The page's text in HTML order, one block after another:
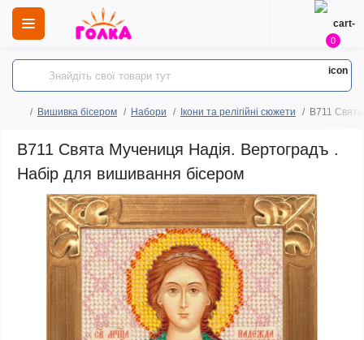
0
Вишивка бісером Набори Ікони та релігійні сюжети B711
B711 Свята Мучениця Надія. Вертоградъ .
Набір для вишивання бісером